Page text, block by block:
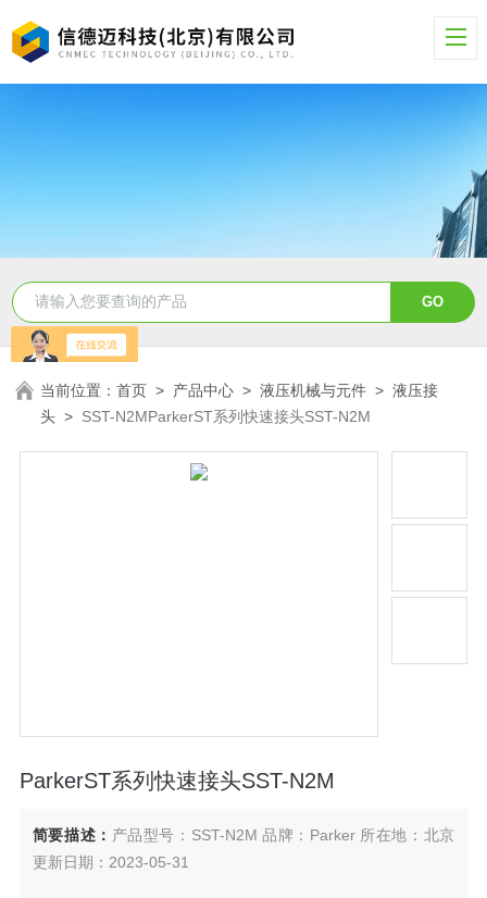
当前位置：首页 > 产品中心 >液压机械与元件 >液压接
头 > SST-N2MParkerST系列快速接头SST-N2M
ParkerST系列快速接头SST-N2M
简要描述： 产品型号：SST-N2M 品牌：Parker 所在地：北京
更新日期：2023-05-31